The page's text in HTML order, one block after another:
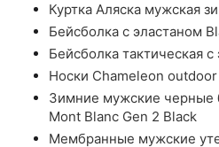
Куртка Аляска мужская
Бейсболка с эластаном
Бейсболка тактическая
Носки Chameleon
Зимние мужские черные
Mont Blanc Gen 2 Black
Мембранные мужские